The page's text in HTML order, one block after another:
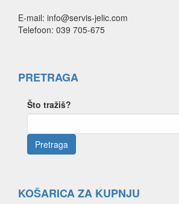
E-mail: info@servis-jelic.com
Telefoon: 039 705-675
PRETRAGA
Što tražiš?
KOŠARICA ZA KUPNJU